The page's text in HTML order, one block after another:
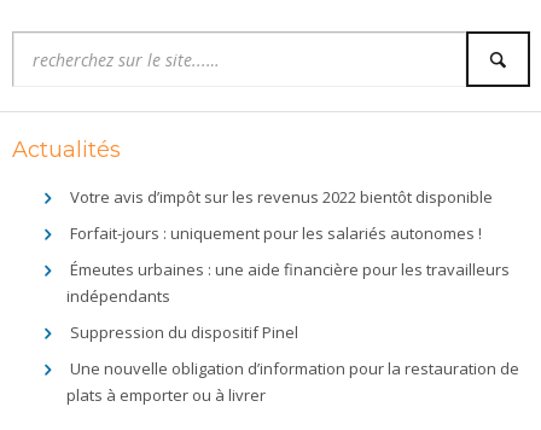
Actualités
Votre avis d’impôt sur les revenus 2022 bientôt disponible
Forfait-jours : uniquement pour les salariés autonomes !
Émeutes urbaines : une aide financière pour les travailleurs
indépendants
Suppression du dispositif Pinel
Une nouvelle obligation d’information pour la restauration de
plats à emporter ou à livrer